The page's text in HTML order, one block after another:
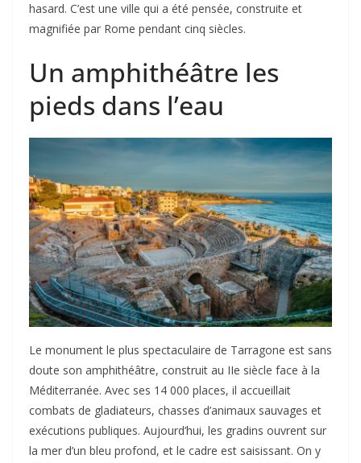
hasard. C’est une ville qui a été pensée, construite et
magnifiée par Rome pendant cinq siècles.
Un amphithéâtre les
pieds dans l’eau
Le monument le plus spectaculaire de Tarragone est sans
doute son amphithéâtre, construit au IIe siècle face à la
Méditerranée. Avec ses 14 000 places, il accueillait
combats de gladiateurs, chasses d’animaux sauvages et
exécutions publiques. Aujourd’hui, les gradins ouvrent sur
la mer d’un bleu profond, et le cadre est saisissant. On y